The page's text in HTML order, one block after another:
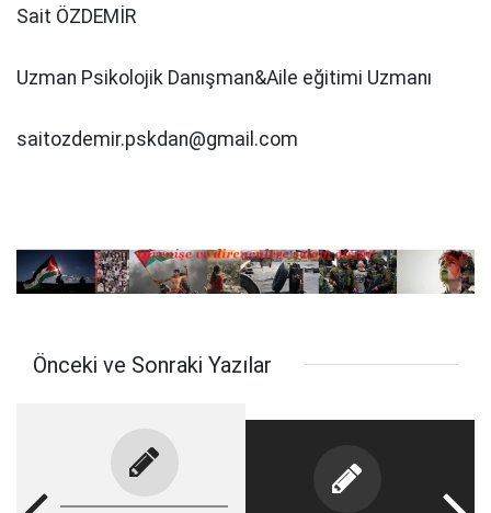
Sait ÖZDEMİR
Uzman Psikolojik Danışman&Aile eğitimi Uzmanı
saitozdemir.pskdan@gmail.com
Önceki ve Sonraki Yazılar